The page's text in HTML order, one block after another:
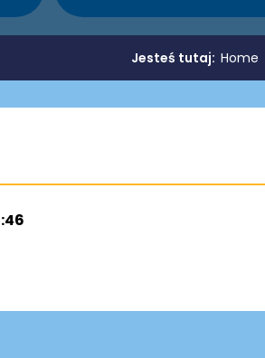
Jesteś tutaj: Home